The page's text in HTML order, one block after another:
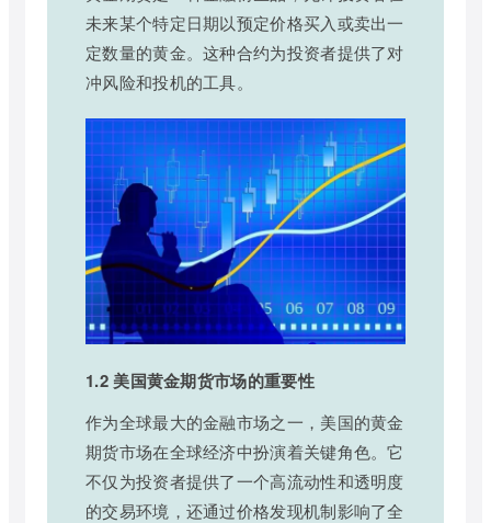
未来某个特定日期以预定价格买入或卖出一
定数量的黄金。这种合约为投资者提供了对
冲风险和投机的工具。
1.2 美国黄金期货市场的重要性
作为全球最大的金融市场之一，美国的黄金
期货市场在全球经济中扮演着关键角色。它
不仅为投资者提供了一个高流动性和透明度
的交易环境，还通过价格发现机制影响了全